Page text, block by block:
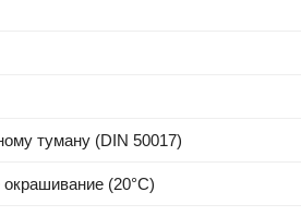
туману (DIN 50017)
(20°C)